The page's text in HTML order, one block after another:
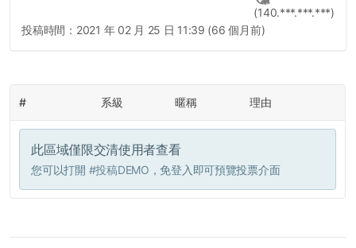
(140.***.***.***)
投稿時間： 2021 年 02 月 25 日 11:39 (66 個月前)
# 系級 暱稱 理由
此區域僅限交清使用者查看
您可以打開 #投稿DEMO ，免登入即可預覽投票介面